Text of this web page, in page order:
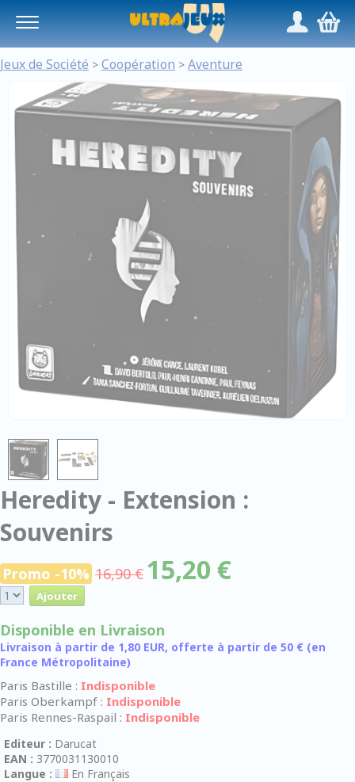
/,
Jeux de Société > Coopération > Aventure
Heredity - Extension :
Souvenirs
Promo -10% 16,90 € 15,20 €
Disponible en Livraison
Livraison à partir de 1,80 EUR, offerte à partir de 50 € (en
France Métropolitaine)
Paris Bastille : Indisponible
Paris Oberkampf : Indisponible
Paris Rennes-Raspail : Indisponible
Editeur : Darucat
EAN : 3770031130010
Langue :
En Français